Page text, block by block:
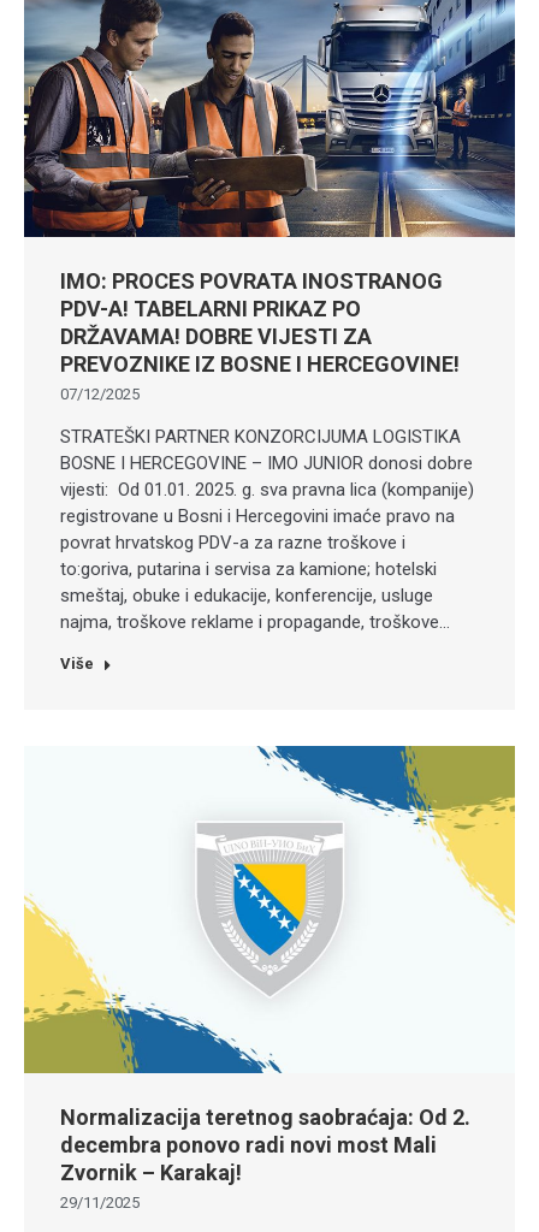
IMO: PROCES POVRATA INOSTRANOG
PDV-A! TABELARNI PRIKAZ PO
DRŽAVAMA! DOBRE VIJESTI ZA
PREVOZNIKE IZ BOSNE I HERCEGOVINE!
07/12/2025
STRATEŠKI PARTNER KONZORCIJUMA LOGISTIKA
BOSNE I HERCEGOVINE – IMO JUNIOR donosi dobre
vijesti: Od 01.01. 2025. g. sva pravna lica (kompanije)
registrovane u Bosni i Hercegovini imaće pravo na
povrat hrvatskog PDV-a za razne troškove i
to:goriva, putarina i servisa za kamione; hotelski
smeštaj, obuke i edukacije, konferencije, usluge
najma, troškove reklame i propagande, troškove…
Više
Normalizacija teretnog saobraćaja: Od 2.
decembra ponovo radi novi most Mali
Zvornik – Karakaj!
29/11/2025